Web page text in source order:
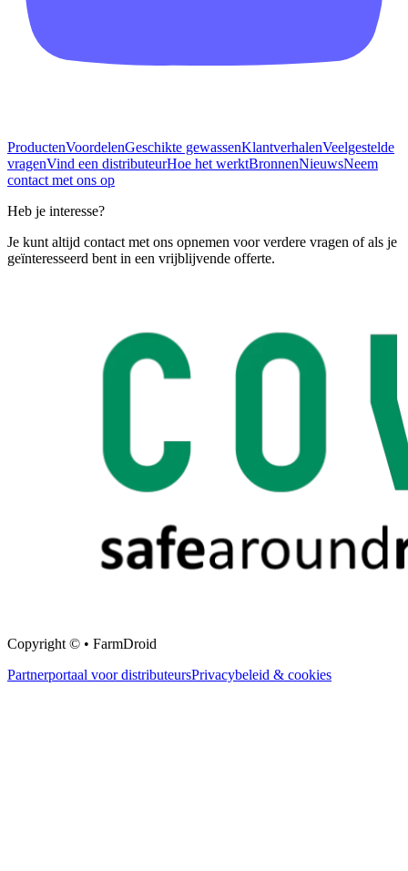
ProductenVoordelenGeschikte gewassenKlantverhalenVeelgestelde
vragenVind een distributeurHoe het werktBronnenNieuwsNeem
contact met ons op
Heb je interesse?
Je kunt altijd contact met ons opnemen voor verdere vragen of als je
geïnteresseerd bent in een vrijblijvende offerte.
Copyright © • FarmDroid
Partnerportaal voor distributeursPrivacybeleid & cookies